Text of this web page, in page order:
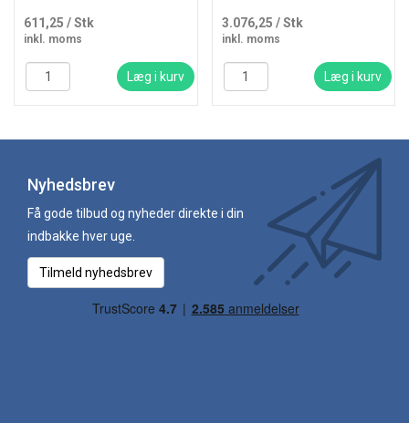
611,25 / Stk
inkl. moms
Læg i kurv
3.076,25 / Stk
inkl. moms
Læg i kurv
Nyhedsbrev
Få gode tilbud og nyheder direkte i din
indbakke hver uge.
Tilmeld nyhedsbrev